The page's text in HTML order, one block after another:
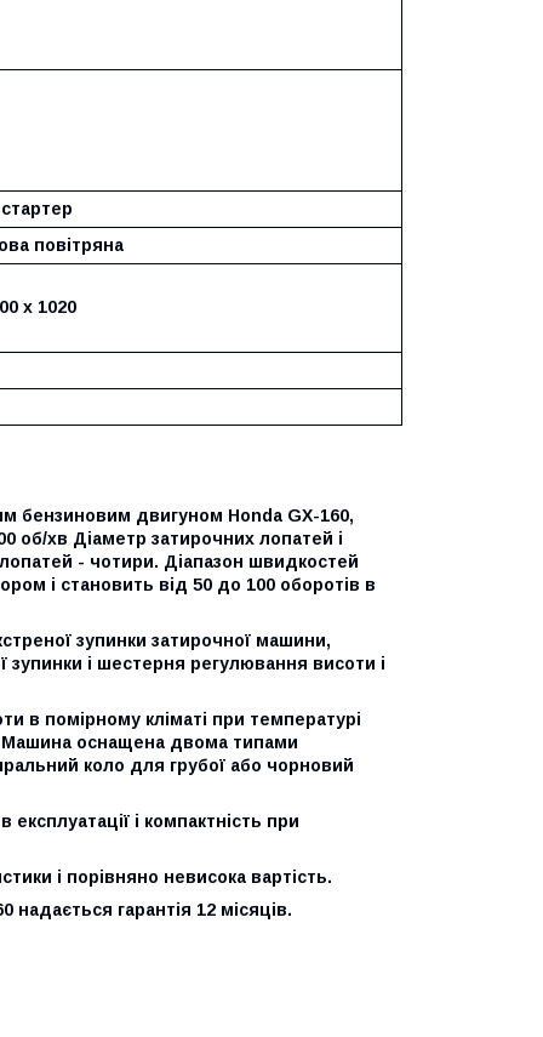
повітряна
х 1020
бензиновим двигуном Honda GX-160,
об/хв Діаметр затирочних лопатей і
- чотири. Діапазон швидкостей
і становить від 50 до 100 оборотів в
зупинки затирочної машини,
зупинки і шестерня регулювання висоти і
в помірному кліматі при температурі
Машина оснащена двома типами
коло для грубої або чорновий
і компактність при
і порівняно невисока вартість.
гарантія 12 місяців.